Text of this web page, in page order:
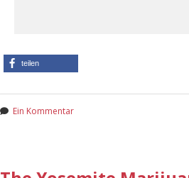
teilen
Ein Kommentar